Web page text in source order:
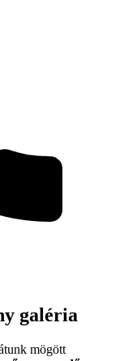
galéria
mögött